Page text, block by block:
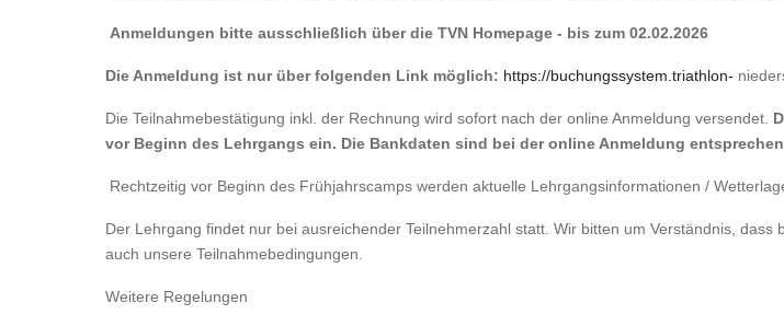
Anmeldungen bitte ausschließlich über die TVN Homepage - bis zum 02.02.2026
Die Anmeldung ist nur über folgenden Link möglich: https://buchungssystem.triathlon-
Die Teilnahmebestätigung inkl. der Rechnung wird sofort nach der online Anmeldung versendet.
vor Beginn des Lehrgangs ein. Die Bankdaten sind bei der online Anmeldung
Rechtzeitig vor Beginn des Frühjahrscamps werden aktuelle Lehrgangsinformationen /
Der Lehrgang findet nur bei ausreichender Teilnehmerzahl statt. Wir bitten um Verständnis,
auch unsere Teilnahmebedingungen.
Weitere Regelungen